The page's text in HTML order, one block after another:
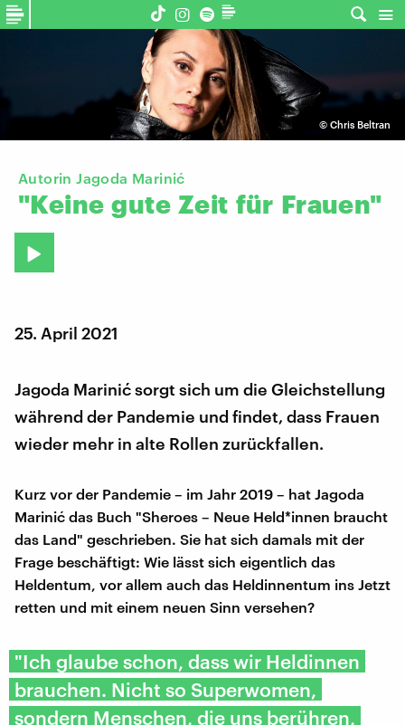
© Chris Beltran
Autorin Jagoda Marinić
"Keine gute Zeit für Frauen"
25. April 2021
Jagoda Marinić sorgt sich um die Gleichstellung
während der Pandemie und findet, dass Frauen
wieder mehr in alte Rollen zurückfallen.
Kurz vor der Pandemie – im Jahr 2019 – hat Jagoda
Marinić das Buch "Sheroes – Neue Held*innen braucht
das Land" geschrieben. Sie hat sich damals mit der
Frage beschäftigt: Wie lässt sich eigentlich das
Heldentum, vor allem auch das Heldinnentum ins Jetzt
retten und mit einem neuen Sinn versehen?
"Ich glaube schon, dass wir Heldinnen
brauchen. Nicht so Superwomen,
sondern Menschen, die uns berühren,